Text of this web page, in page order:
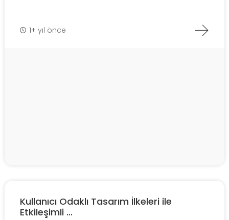
1+ yıl önce
Kullanıcı Odaklı Tasarım İlkeleri ile
Etkileşimli ...